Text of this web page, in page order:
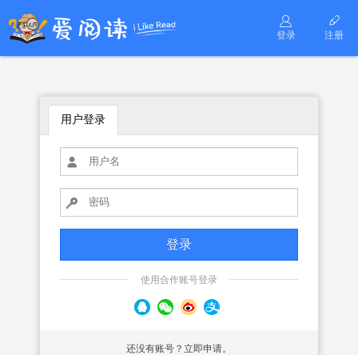
登录 注册
用户登录
使用合作账号登录
还没有账号？立即申请。